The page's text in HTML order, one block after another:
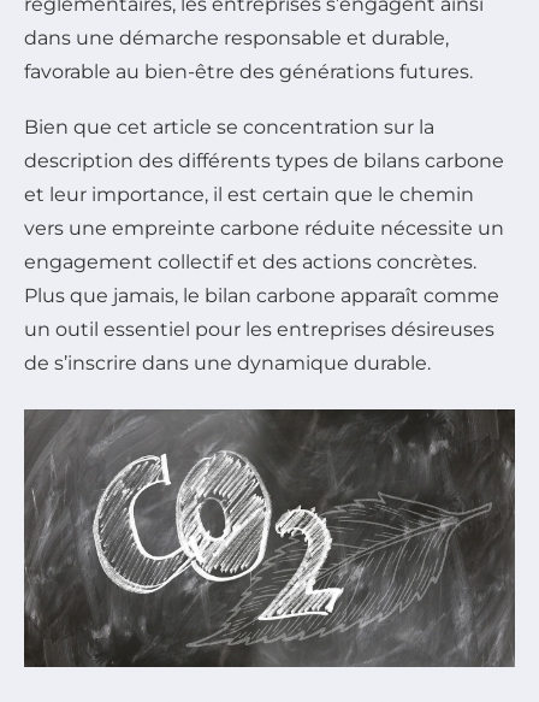
dans une démarche responsable et durable,
favorable au bien-être des générations futures.
Bien que cet article se concentration sur la
description des différents types de bilans carbone
et leur importance, il est certain que le chemin
vers une empreinte carbone réduite nécessite un
engagement collectif et des actions concrètes.
Plus que jamais, le bilan carbone apparaît comme
un outil essentiel pour les entreprises désireuses
de s’inscrire dans une dynamique durable.